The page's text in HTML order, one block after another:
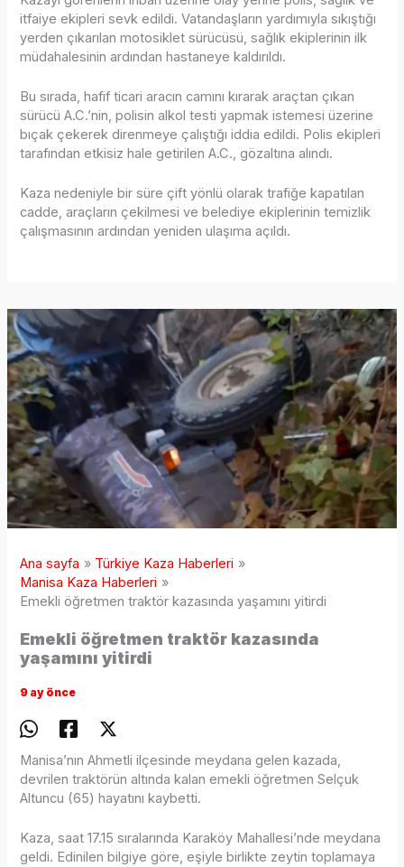
itfaiye ekipleri sevk edildi. Vatandaşların yardımıyla sıkıştığı
yerden çıkarılan motosiklet sürücüsü, sağlık ekiplerinin ilk
müdahalesinin ardından hastaneye kaldırıldı.
Bu sırada, hafif ticari aracın camını kırarak araçtan çıkan
sürücü A.C.’nin, polisin alkol testi yapmak istemesi üzerine
bıçak çekerek direnmeye çalıştığı iddia edildi. Polis ekipleri
tarafından etkisiz hale getirilen A.C., gözaltına alındı.
Kaza nedeniyle bir süre çift yönlü olarak trafiğe kapatılan
cadde, araçların çekilmesi ve belediye ekiplerinin temizlik
çalışmasının ardından yeniden ulaşıma açıldı.
Ana sayfa
Türkiye Kaza Haberleri
Manisa Kaza Haberleri
Emekli öğretmen traktör kazasında yaşamını yitirdi
Emekli öğretmen traktör kazasında
yaşamını yitirdi
9 ay önce
Manisa’nın Ahmetli ilçesinde meydana gelen kazada,
devrilen traktörün altında kalan emekli öğretmen Selçuk
Altuncu (65) hayatını kaybetti.
Kaza, saat 17.15 sıralarında Karaköy Mahallesi’nde meydana
geldi. Edinilen bilgiye göre, eşiyle birlikte zeytin toplamaya